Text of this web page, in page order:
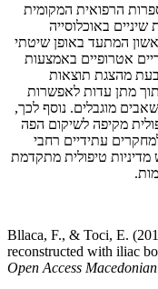
הרפואית המקומית
באוכלוסייה
המתעד באופן שיטתי
אטרופיים באמצעות
מהצגת תוצאות
מתן עדות לאפשרות
מוגבלים. נוסף לכך,
מקיפה לשיקום הפה
עתידיים רחבי
מדיניות טיפולית מתקדמת
Bllaca, F., & Toci, E.
reconstructed with iliac
Open Access